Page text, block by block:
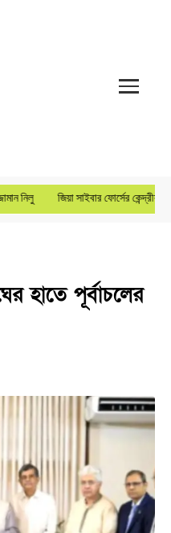
জিয়া সাইবার ফোর্সের কেন্দ্রীয় যুগ্ম
হাতে পূর্বাচলের